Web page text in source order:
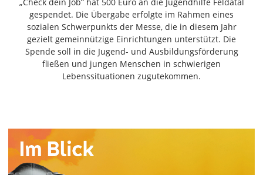
Freiensteinau
Gemünden
Grebenau
Grebenhain
Herbstein
Kirtorf
Schwalmtal
Ulrichstein
Wartenberg
gespendet. Die Übergabe erfolgte im Rahmen eines
sozialen Schwerpunkts der Messe, die in diesem Jahr
gezielt gemeinnützige Einrichtungen unterstützt. Die
Spende soll in die Jugend- und Ausbildungsförderung
fließen und jungen Menschen in schwierigen
Lebenssituationen zugutekommen.